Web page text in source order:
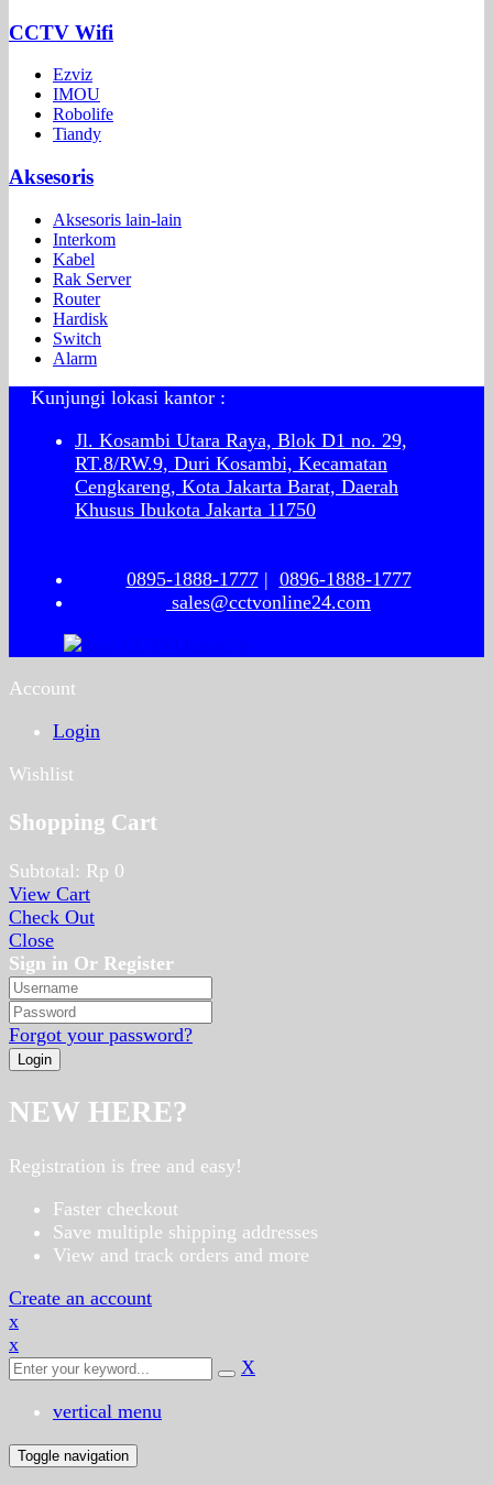
CCTV Wifi
Ezviz
IMOU
Robolife
Tiandy
Aksesoris
Aksesoris lain-lain
Interkom
Kabel
Rak Server
Router
Hardisk
Switch
Alarm
Kunjungi lokasi kantor :
Jl. Kosambi Utara Raya, Blok D1 no. 29,
RT.8/RW.9, Duri Kosambi, Kecamatan
Cengkareng, Kota Jakarta Barat, Daerah
Khusus Ibukota Jakarta 11750
0895-1888-1777| 0896-1888-1777
sales@cctvonline24.com
Account
Login
Wishlist
Shopping Cart
Subtotal: Rp 0
View Cart
Check Out
Close
Sign in Or Register
Forgot your password?
NEW HERE?
Registration is free and easy!
Faster checkout
Save multiple shipping addresses
View and track orders and more
Create an account
x
x
X
vertical menu
Toggle navigation